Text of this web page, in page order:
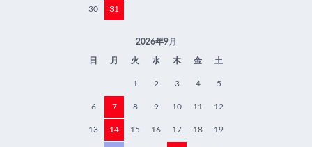
30 31
2026年9月
日 月 火 水 木 金 土
1 2 3 4 5
6 7 8 9 10 11 12
13 14 15 16 17 18 19